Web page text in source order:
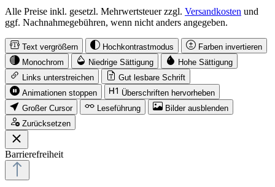
Alle Preise inkl. gesetzl. Mehrwertsteuer zzgl. Versandkosten und
ggf. Nachnahmegebühren, wenn nicht anders angegeben.
Text vergrößern Hochkontrastmodus
Farben invertieren
Monochrom
Niedrige Sättigung
Hohe Sättigung
Links unterstreichen
Gut lesbare Schrift
Animationen stoppen
Überschriften hervorheben
Großer Cursor
Leseführung
Bilder ausblenden
Zurücksetzen
Barrierefreiheit